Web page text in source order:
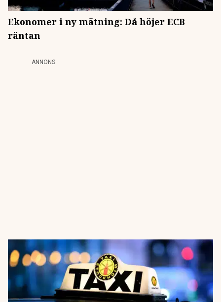
Ekonomer i ny mätning: Då höjer ECB
räntan
ANNONS